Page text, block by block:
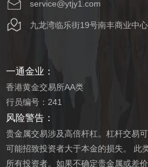
service@ytjy1.com
九龙湾临乐街19号南丰商业中
一通金业：
香港黄金交易所AA类
行员编号：241
风险警告：
贵金属交易涉及高倍杆杠。杠杆交易
可能招致投资者大于本金的损失。 此
所有投资者。如果不确定贵金属或差